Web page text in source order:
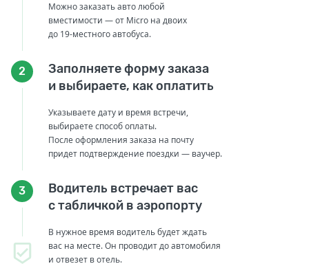
Можно заказать авто любой
вместимости — от Micro на двоих
до 19-местного автобуса.
2
Заполняете форму заказа
и выбираете, как оплатить
Указываете дату и время встречи,
выбираете способ оплаты.
После оформления заказа на почту
придет подтверждение поездки — ваучер.
3
Водитель встречает вас
с табличкой в аэропорту
В нужное время водитель будет ждать
вас на месте. Он проводит до автомобиля
и отвезет в отель.